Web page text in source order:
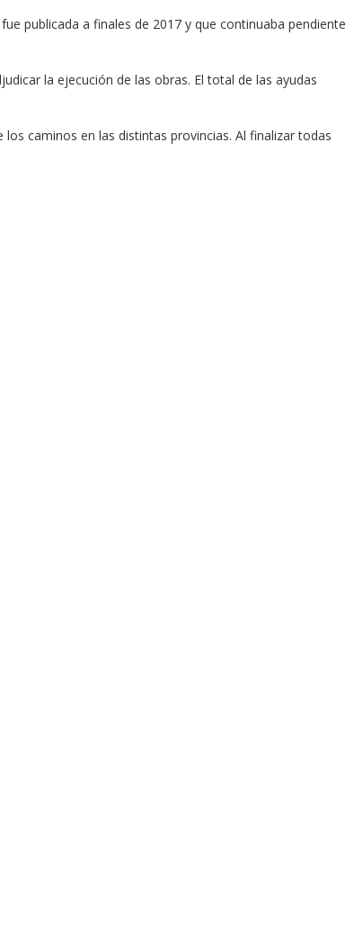
publicada a finales de 2017 y que continuaba pendiente
la ejecución de las obras. El total de las ayudas
caminos en las distintas provincias. Al finalizar todas